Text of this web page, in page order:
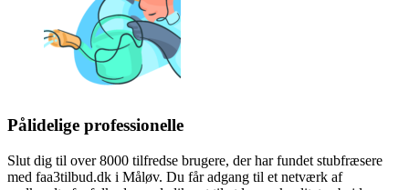
Pålidelige professionelle
Slut dig til over 8000 tilfredse brugere, der har fundet stubfræsere
med faa3tilbud.dk i Måløv. Du får adgang til et netværk af